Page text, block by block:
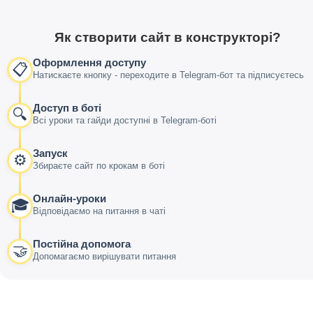
Як створити сайт в конструкторі?
📋 Оформлення доступу
Натискаєте кнопку - переходите в Telegram-бот та підписуєтесь
🔍 Доступ в боті
Всі уроки та гайди доступні в Telegram-боті
⚙️ Запуск
Збираєте сайт по крокам в боті
🎓 Онлайн-уроки
Відповідаємо на питання в чаті
🤝 Постійна допомога
Допомагаємо вирішувати питання